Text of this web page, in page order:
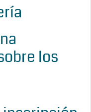
los